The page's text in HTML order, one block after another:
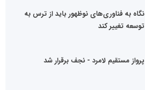
نگاه به فناوری‌های نوظهور باید از ترس به
توسعه تغییر کند
پرواز مستقیم لامرد - نجف برقرار شد